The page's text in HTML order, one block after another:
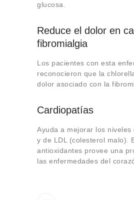
glucosa.
Reduce el dolor en
fibromialgia
Los pacientes con esta
reconocieron que la
dolor asociado con la
Cardiopatías
Ayuda a mejorar los
y de LDL (colesterol malo).
antioxidantes provee una
las enfermedades del